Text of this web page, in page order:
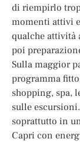
di riempirlo
momenti attivi
qualche attività
poi
Sulla maggior
programma
shopping, spa,
sulle
soprattutto in
Capri con